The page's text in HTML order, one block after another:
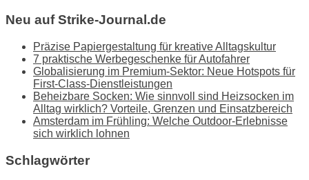
Neu auf Strike-Journal.de
Präzise Papiergestaltung für kreative Alltagskultur
7 praktische Werbegeschenke für Autofahrer
Globalisierung im Premium-Sektor: Neue Hotspots für
First-Class-Dienstleistungen
Beheizbare Socken: Wie sinnvoll sind Heizsocken im
Alltag wirklich? Vorteile, Grenzen und Einsatzbereich
Amsterdam im Frühling: Welche Outdoor-Erlebnisse
sich wirklich lohnen
Schlagwörter